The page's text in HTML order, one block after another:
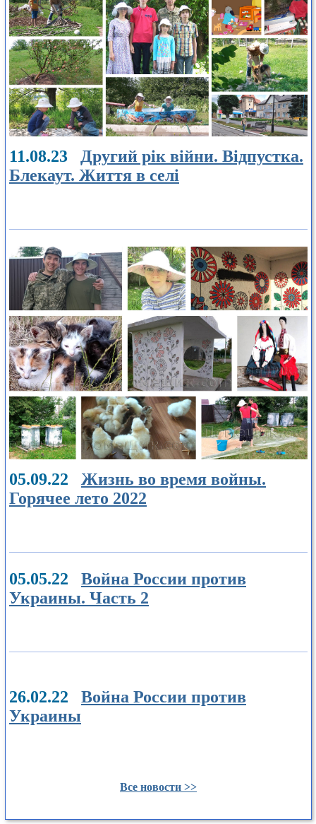
11.08.23 Другий рік війни. Відпустка.
Блекаут. Життя в селі
05.09.22 Жизнь во время войны.
Горячее лето 2022
05.05.22 Война России против
Украины. Часть 2
26.02.22 Война России против
Украины
Все новости >>